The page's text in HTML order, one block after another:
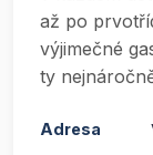
až po
výjimečné
ty
Adresa